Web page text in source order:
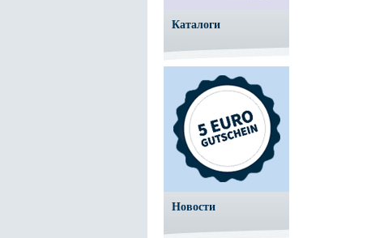
Каталоги
Новости